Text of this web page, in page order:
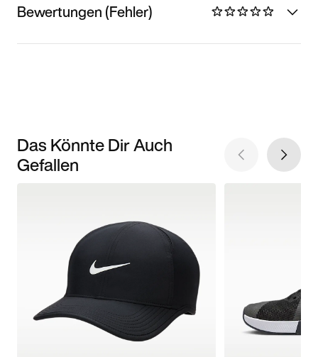
Bewertungen (Fehler)
Das Könnte Dir Auch
Gefallen